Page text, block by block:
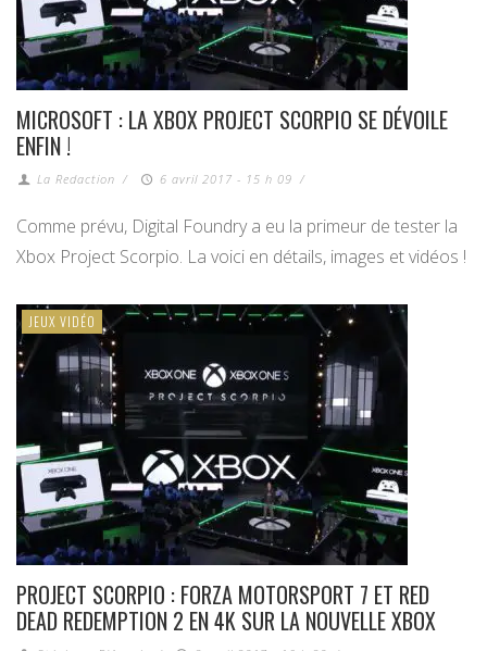
MICROSOFT : LA XBOX PROJECT SCORPIO SE DÉVOILE
ENFIN !
La Redaction / 6 avril 2017 - 15 h 09 /
Comme prévu, Digital Foundry a eu la primeur de tester la
Xbox Project Scorpio. La voici en détails, images et vidéos !
JEUX VIDÉO
PROJECT SCORPIO : FORZA MOTORSPORT 7 ET RED
DEAD REDEMPTION 2 EN 4K SUR LA NOUVELLE XBOX